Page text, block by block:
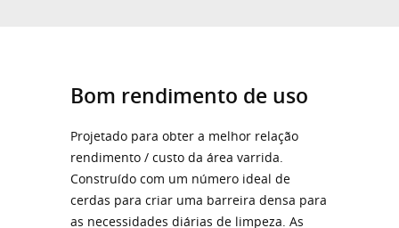
Bom rendimento de uso
Projetado para obter a melhor relação
rendimento / custo da área varrida.
Construído com um número ideal de
cerdas para criar uma barreira densa para
as necessidades diárias de limpeza. As